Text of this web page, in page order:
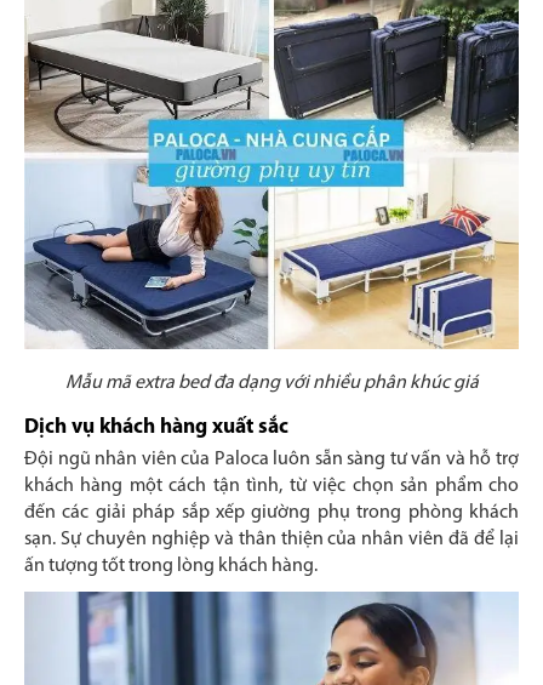
Mẫu mã extra bed đa dạng với nhiều phân khúc giá
Dịch vụ khách hàng xuất sắc
Đội ngũ nhân viên của Paloca luôn sẵn sàng tư vấn và hỗ trợ
khách hàng một cách tận tình, từ việc chọn sản phẩm cho
đến các giải pháp sắp xếp giường phụ trong phòng khách
sạn. Sự chuyên nghiệp và thân thiện của nhân viên đã để lại
ấn tượng tốt trong lòng khách hàng.